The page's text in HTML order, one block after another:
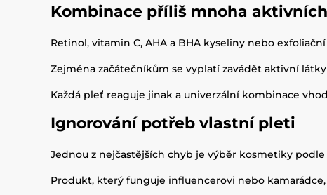
Kombinace příliš mnoha
Retinol, vitamin C, AHA a BHA kyseliny nebo
Zejména začátečníkům se vyplatí zavádět aktivní
Každá pleť reaguje jinak a univerzální kombinace
Ignorování potřeb vlastní pleti
Jednou z nejčastějších chyb je výběr kosmetiky
Produkt, který funguje influencerovi nebo